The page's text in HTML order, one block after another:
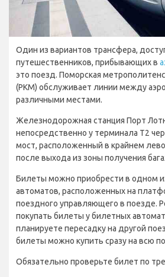
Один из вариантов трансфера,
путешественников, прибывающих в
это поезд. Поморская
(PKM) обслуживает линии между
различными местами.
Железнодорожная станция Порт
непосредственно у терминала T2
мост, расположенный в крайнем
после выхода из зоны получения
Билеты можно приобрести в одном
автоматов, расположенных на
поездного управляющего в поезде.
покупать билеты у билетных
планируете пересадку на другой
билеты можно купить сразу на всю
Обязательно проверьте билет по